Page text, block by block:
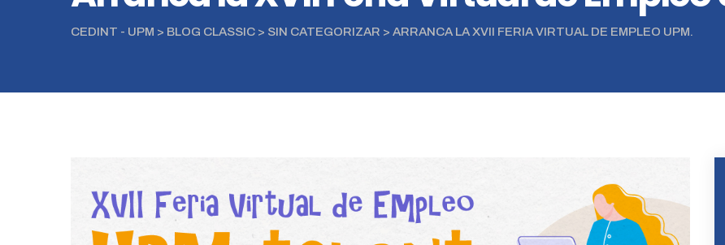
CEDINT - UPM > BLOG CLASSIC > SIN CATEGORIZAR > ARRANCA LA XVII FERIA VIRTUAL DE EMPLEO UPM.